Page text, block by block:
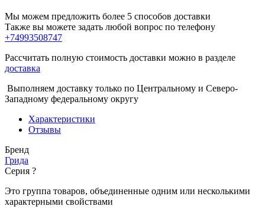
Мы можем предложить более 5 способов доставки
Также вы можете задать любой вопрос по телефону
+74993508747
Рассчитать полную стоимость доставки можно в разделе
доставка
Выполняем доставку только по Центральному и Северо-
Западному федеральному округу
Характеристики
Отзывы
Бренд
Грида
Серия ?
Это группа товаров, объединенные одним или несколькими
характерными свойствами